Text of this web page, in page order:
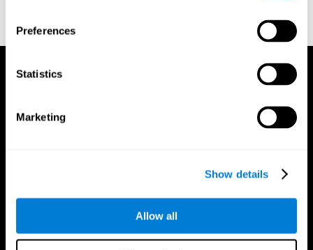
Preferences
Statistics
Marketing
Show details
Allow all
No original text